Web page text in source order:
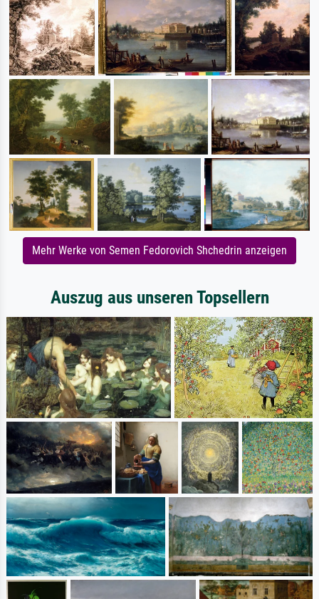
Mehr Werke von Semen Fedorovich Shchedrin anzeigen
Auszug aus unseren Topsellern